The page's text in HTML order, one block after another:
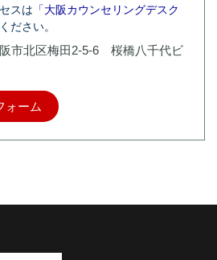
スは 「大阪カウンセリングデスク
ださい。
市北区梅田2-5-6 桜橋八千代ビ
ォーム